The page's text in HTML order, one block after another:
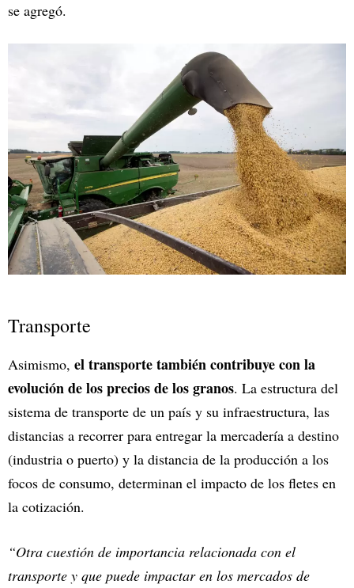
se agregó.
Transporte
Asimismo, el transporte también contribuye con la
evolución de los precios de los granos. La estructura del
sistema de transporte de un país y su infraestructura, las
distancias a recorrer para entregar la mercadería a destino
(industria o puerto) y la distancia de la producción a los
focos de consumo, determinan el impacto de los fletes en
la cotización.
“Otra cuestión de importancia relacionada con el
transporte y que puede impactar en los mercados de